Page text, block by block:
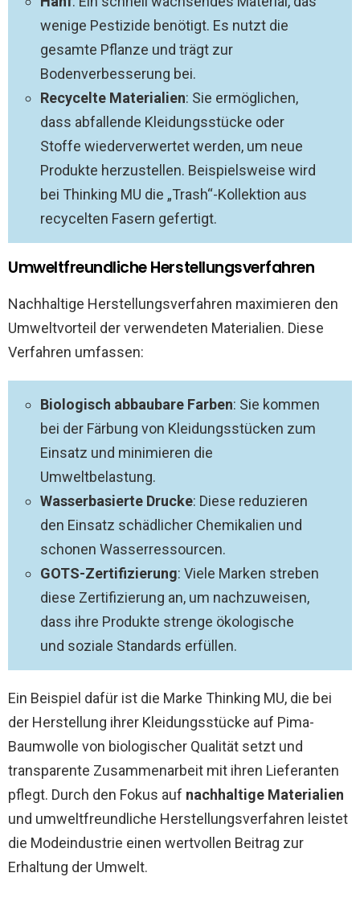
wenige Pestizide benötigt. Es nutzt die
gesamte Pflanze und trägt zur
Bodenverbesserung bei.
Recycelte Materialien: Sie ermöglichen,
dass abfallende Kleidungsstücke oder
Stoffe wiederverwertet werden, um neue
Produkte herzustellen. Beispielsweise wird
bei Thinking MU die „Trash“-Kollektion aus
recycelten Fasern gefertigt.
Umweltfreundliche Herstellungsverfahren
Nachhaltige Herstellungsverfahren maximieren den
Umweltvorteil der verwendeten Materialien. Diese
Verfahren umfassen:
Biologisch abbaubare Farben: Sie kommen
bei der Färbung von Kleidungsstücken zum
Einsatz und minimieren die
Umweltbelastung.
Wasserbasierte Drucke: Diese reduzieren
den Einsatz schädlicher Chemikalien und
schonen Wasserressourcen.
GOTS-Zertifizierung: Viele Marken streben
diese Zertifizierung an, um nachzuweisen,
dass ihre Produkte strenge ökologische
und soziale Standards erfüllen.
Ein Beispiel dafür ist die Marke Thinking MU, die bei
der Herstellung ihrer Kleidungsstücke auf Pima-
Baumwolle von biologischer Qualität setzt und
transparente Zusammenarbeit mit ihren Lieferanten
pflegt. Durch den Fokus auf nachhaltige Materialien
und umweltfreundliche Herstellungsverfahren leistet
die Modeindustrie einen wertvollen Beitrag zur
Erhaltung der Umwelt.